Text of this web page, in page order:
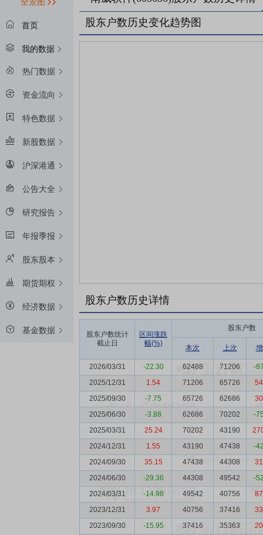
全景图
首页
我的数据
热门数据
资金流向
特色数据
新股数据
沪深港通
公告大全
研究报告
年报季报
股东股本
期货期权
经济数据
基金数据
股东户数历史变化趋势图
股东户数历史详情
股东户数统计
截止日
区间涨跌
幅(%)
股东户数
本次 上次
2026/03/31 -22.30 62488 71206
-
2025/12/31
1.54 71206 65726
2025/09/30
-7.75 65726 62686
2025/06/30
-3.88 62686 70202
-
2025/03/31
25.24 70202 43190
2024/12/31
1.55 43190 47438
-
2024/09/30
35.15 47438 44308
2024/06/30
-29.36 44308 49542
-
2024/03/31
-14.98 49542 40756
2023/12/31
3.97 40756 37416
2023/09/30
-15.95 37416 35363